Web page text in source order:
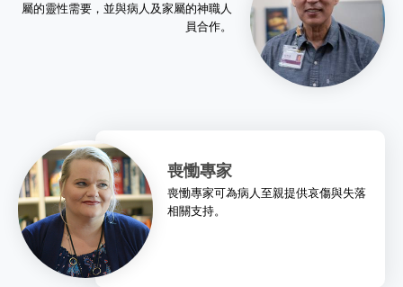
屬的靈性需要，並與病人及家屬的神職人
員合作。
喪慟專家
喪慟專家可為病人至親提供哀傷與失落
相關支持。